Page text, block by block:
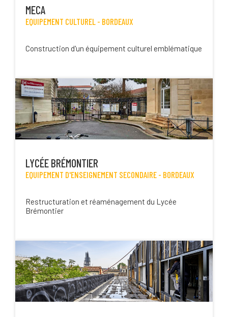
MECA
EQUIPEMENT CULTUREL - BORDEAUX
Construction d'un équipement culturel emblématique
LYCÉE BRÉMONTIER
EQUIPEMENT D'ENSEIGNEMENT SECONDAIRE - BORDEAUX
Restructuration et réaménagement du Lycée
Brémontier